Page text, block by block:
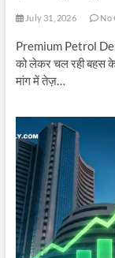
July 31, 2026 No
Premium Petrol
को लेकर चल रही बहस
मांग में तेज़…